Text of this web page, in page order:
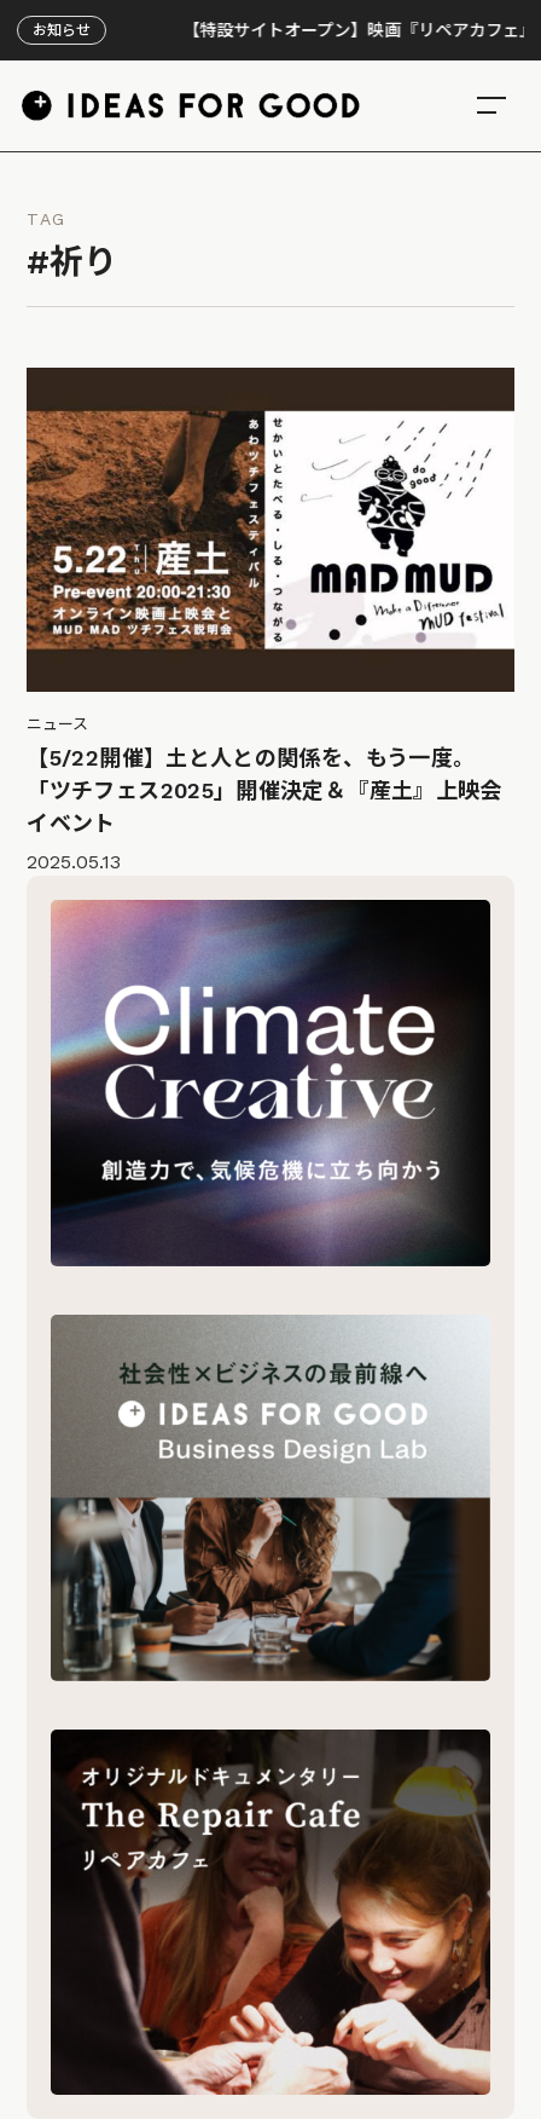
お知らせ 【特設サイトオープン】映画『リペアカフェ』、上
TAG
#祈り
ニュース
【5/22開催】土と人との関係を、もう一度。
「ツチフェス2025」開催決定＆『産土』上映会
イベント
2025.05.13